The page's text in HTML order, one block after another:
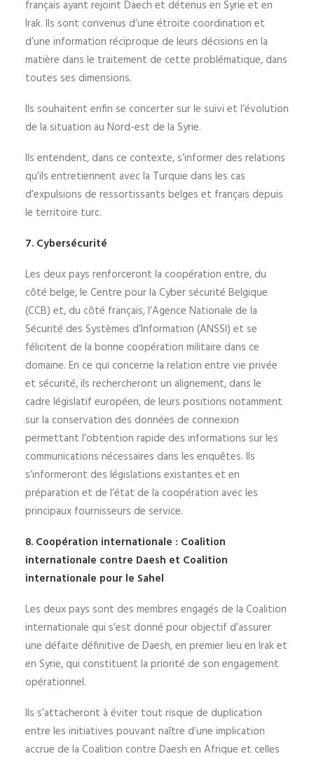
français ayant rejoint Daech et détenus en Syrie et en
Irak. Ils sont convenus d’une étroite coordination et
d’une information réciproque de leurs décisions en la
matière dans le traitement de cette problématique, dans
toutes ses dimensions.
Ils souhaitent enfin se concerter sur le suivi et l’évolution
de la situation au Nord-est de la Syrie.
Ils entendent, dans ce contexte, s’informer des relations
qu’ils entretiennent avec la Turquie dans les cas
d’expulsions de ressortissants belges et français depuis
le territoire turc.
7. Cybersécurité
Les deux pays renforceront la coopération entre, du
côté belge, le Centre pour la Cyber sécurité Belgique
(CCB) et, du côté français, l’Agence Nationale de la
Sécurité des Systèmes d’Information (ANSSI) et se
félicitent de la bonne coopération militaire dans ce
domaine. En ce qui concerne la relation entre vie privée
et sécurité, ils rechercheront un alignement, dans le
cadre législatif européen, de leurs positions notamment
sur la conservation des données de connexion
permettant l’obtention rapide des informations sur les
communications nécessaires dans les enquêtes. Ils
s’informeront des législations existantes et en
préparation et de l’état de la coopération avec les
principaux fournisseurs de service.
8. Coopération internationale : Coalition
internationale contre Daesh et Coalition
internationale pour le Sahel
Les deux pays sont des membres engagés de la Coalition
internationale qui s’est donné pour objectif d’assurer
une défaite définitive de Daesh, en premier lieu en Irak et
en Syrie, qui constituent la priorité de son engagement
opérationnel.
Ils s’attacheront à éviter tout risque de duplication
entre les initiatives pouvant naître d’une implication
accrue de la Coalition contre Daesh en Afrique et celles